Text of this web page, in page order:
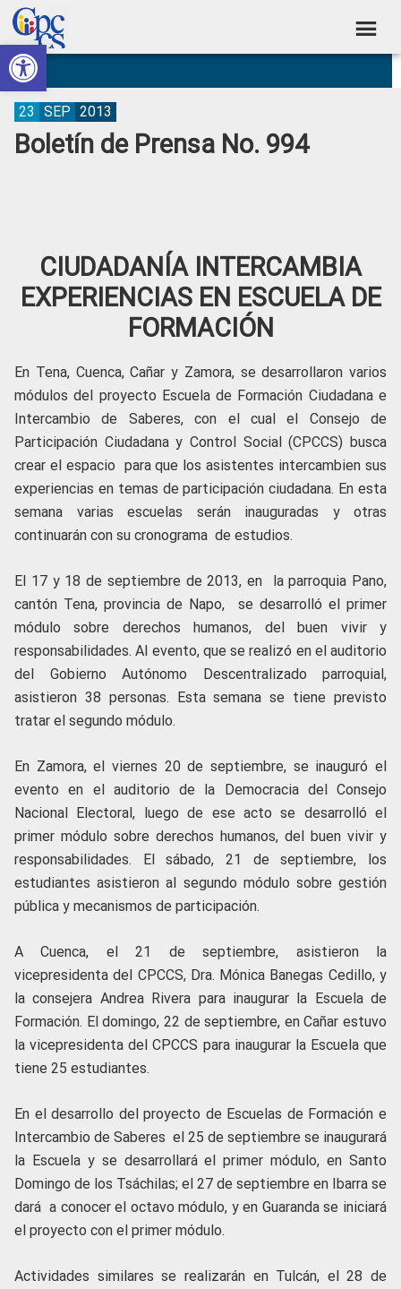
Abrir barra de herramientas
Skip
to
primary
navigation
Skip
to
main
content
Skip
to
primary
sidebar
Skip
to
footer
Consejo
de
Participación
Ciudadana
Construyendo
Poder
Ciudadano
Boletín de Prensa No. 994
23 SEP 2013
CIUDADANÍA INTERCAMBIA
EXPERIENCIAS EN ESCUELA DE
FORMACIÓN
En Tena, Cuenca, Cañar y Zamora, se desarrollaron varios
módulos del proyecto Escuela de Formación Ciudadana e
Intercambio de Saberes, con el cual el Consejo de
Participación Ciudadana y Control Social (CPCCS) busca
crear el espacio para que los asistentes intercambien sus
experiencias en temas de participación ciudadana. En esta
semana varias escuelas serán inauguradas y otras
continuarán con su cronograma de estudios.
El 17 y 18 de septiembre de 2013, en la parroquia Pano,
cantón Tena, provincia de Napo, se desarrolló el primer
módulo sobre derechos humanos, del buen vivir y
responsabilidades. Al evento, que se realizó en el auditorio
del Gobierno Autónomo Descentralizado parroquial,
asistieron 38 personas. Esta semana se tiene previsto
tratar el segundo módulo.
En Zamora, el viernes 20 de septiembre, se inauguró el
evento en el auditorio de la Democracia del Consejo
Nacional Electoral, luego de ese acto se desarrolló el
primer módulo sobre derechos humanos, del buen vivir y
responsabilidades. El sábado, 21 de septiembre, los
estudiantes asistieron al segundo módulo sobre gestión
pública y mecanismos de participación.
A Cuenca, el 21 de septiembre, asistieron la
vicepresidenta del CPCCS, Dra. Mónica Banegas Cedillo, y
la consejera Andrea Rivera para inaugurar la Escuela de
Formación. El domingo, 22 de septiembre, en Cañar estuvo
la vicepresidenta del CPCCS para inaugurar la Escuela que
tiene 25 estudiantes.
En el desarrollo del proyecto de Escuelas de Formación e
Intercambio de Saberes el 25 de septiembre se inaugurará
la Escuela y se desarrollará el primer módulo, en Santo
Domingo de los Tsáchilas; el 27 de septiembre en Ibarra se
dará a conocer el octavo módulo, y en Guaranda se iniciará
el proyecto con el primer módulo.
Actividades similares se realizarán en Tulcán, el 28 de